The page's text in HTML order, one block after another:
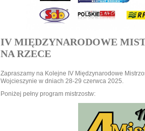
IV MIĘDZYNARODOWE
NA RZECE
Zapraszamy na Kolejne IV Międzynarodowe
Wojcieszynie w dniach 28-29 czerwca 2025.
Poniżej pełny program mistrzostw: